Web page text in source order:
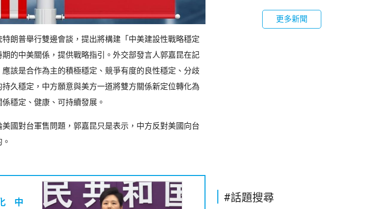
朗普舉行雙邊會談，提出將構建「中美建設性戰略穩定
的中美關係，提供戰略指引。外交部發言人郭嘉昆在記
該是合作為主的積極穩定、競爭有度的良性穩定、分歧
久穩定，中方願意與美方一道將雙方關係新定位轉化為
穩定、健康、可持續發展。
國對台軍售問題，郭嘉昆只是表示，中方反對美國向台
中
更多新聞
#話題搜尋